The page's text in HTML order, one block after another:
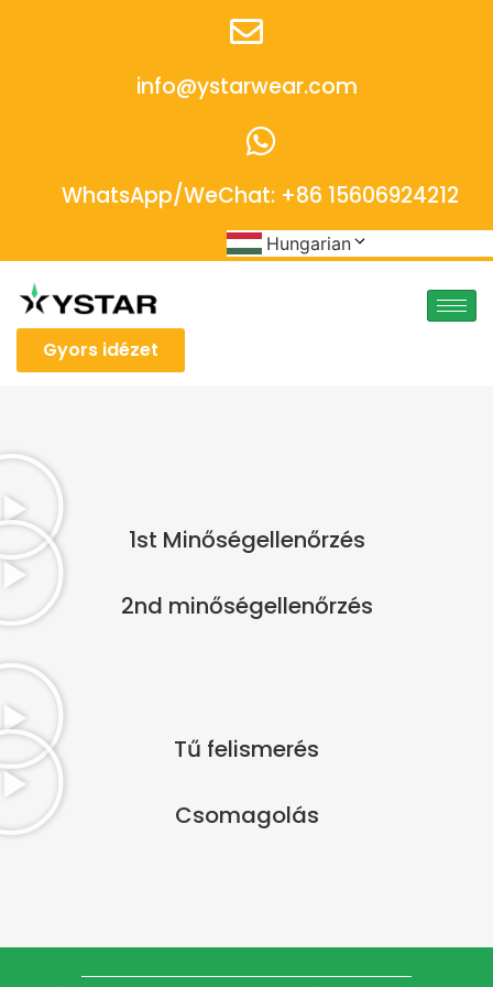
info@ystarwear.com
WhatsApp/WeChat: +86 15606924212
Hungarian
Gyors idézet
1st Minőségellenőrzés
2nd minőségellenőrzés
Tű felismerés
Csomagolás